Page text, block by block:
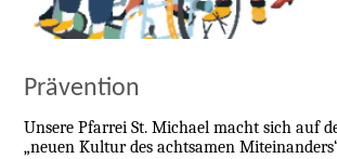
Prävention
Unsere Pfarrei St. Michael macht sich auf
„neuen Kultur des achtsamen